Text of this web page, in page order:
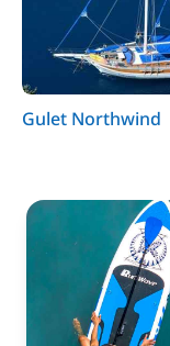
Gulet Northwind